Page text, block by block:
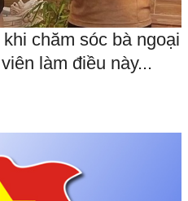
chăm sóc bà ngoại
làm điều này...